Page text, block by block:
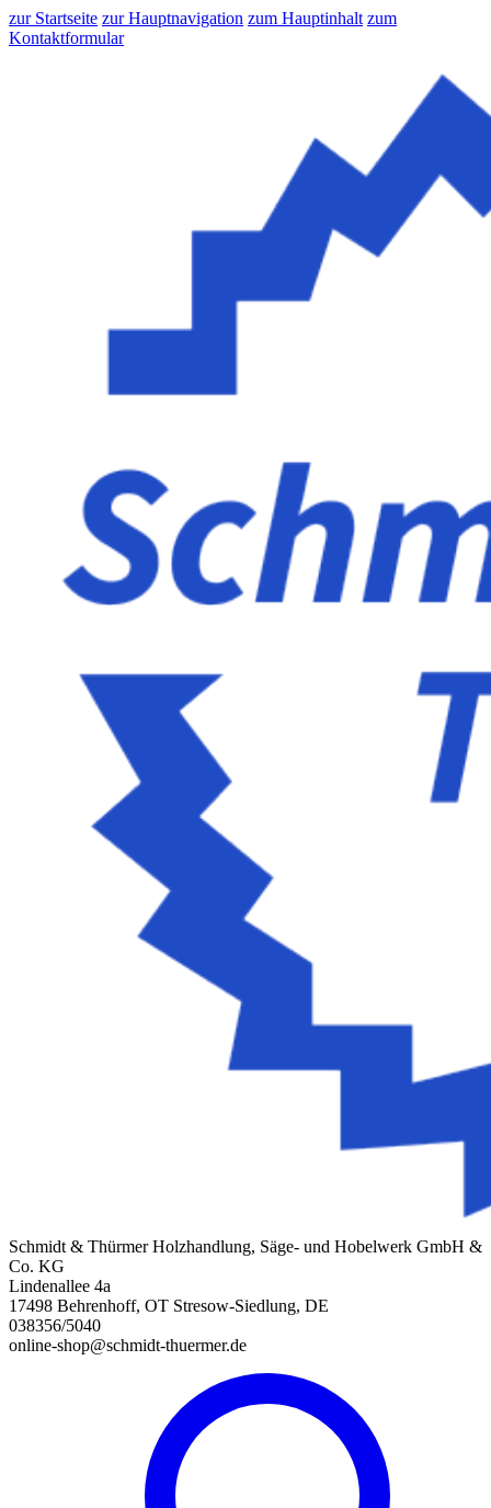
zur Startseite zur Hauptnavigation zum Hauptinhalt zum
Kontaktformular
Schmidt & Thürmer Holzhandlung, Säge- und Hobelwerk GmbH &
Co. KG
Lindenallee 4a
17498 Behrenhoff, OT Stresow-Siedlung, DE
038356/5040
online-shop@schmidt-thuermer.de